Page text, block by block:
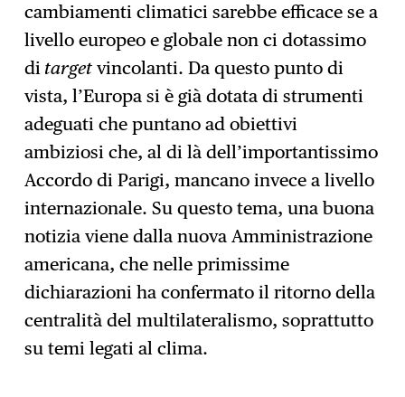
cambiamenti climatici sarebbe efficace se a
livello europeo e globale non ci dotassimo
di target vincolanti. Da questo punto di
vista, l’Europa si è già dotata di strumenti
adeguati che puntano ad obiettivi
ambiziosi che, al di là dell’importantissimo
Accordo di Parigi, mancano invece a livello
internazionale. Su questo tema, una buona
notizia viene dalla nuova Amministrazione
americana, che nelle primissime
dichiarazioni ha confermato il ritorno della
centralità del multilateralismo, soprattutto
su temi legati al clima.